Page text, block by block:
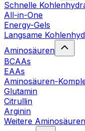
Schnelle
All-in-One
Energy-Gels
Langsame
Aminosäuren
BCAAs
EAAs
Aminosäuren-
Glutamin
Citrullin
Arginin
Weitere Aminosäuren